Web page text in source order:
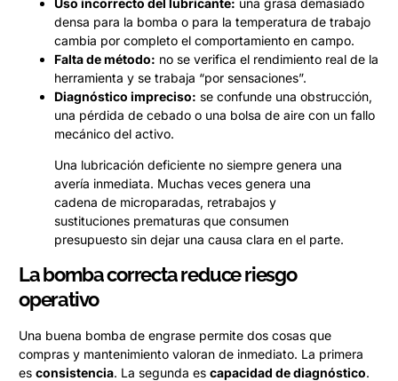
Uso incorrecto del lubricante: una grasa demasiado
densa para la bomba o para la temperatura de trabajo
cambia por completo el comportamiento en campo.
Falta de método: no se verifica el rendimiento real de la
herramienta y se trabaja “por sensaciones”.
Diagnóstico impreciso: se confunde una obstrucción,
una pérdida de cebado o una bolsa de aire con un fallo
mecánico del activo.
Una lubricación deficiente no siempre genera una
avería inmediata. Muchas veces genera una
cadena de microparadas, retrabajos y
sustituciones prematuras que consumen
presupuesto sin dejar una causa clara en el parte.
La bomba correcta reduce riesgo
operativo
Una buena bomba de engrase permite dos cosas que
compras y mantenimiento valoran de inmediato. La primera
es consistencia. La segunda es capacidad de diagnóstico.